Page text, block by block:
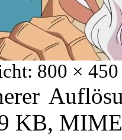
800 ×
KB,